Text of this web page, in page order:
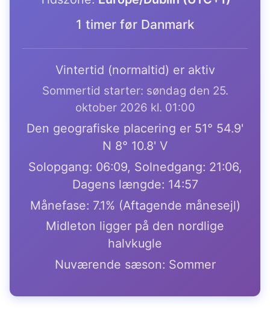
1 timer før Danmark
Vintertid (normaltid) er aktiv
Sommertid starter: søndag den 25.
oktober 2026 kl. 01:00
Den geografiske placering er 51° 54.9'
N 8° 10.8' V
Solopgang: 06:09, Solnedgang: 21:06,
Dagens længde: 14:57
Månefase: 7.1% (Aftagende månesejl)
Midleton ligger på den nordlige
halvkugle
Nuværende sæson: Sommer